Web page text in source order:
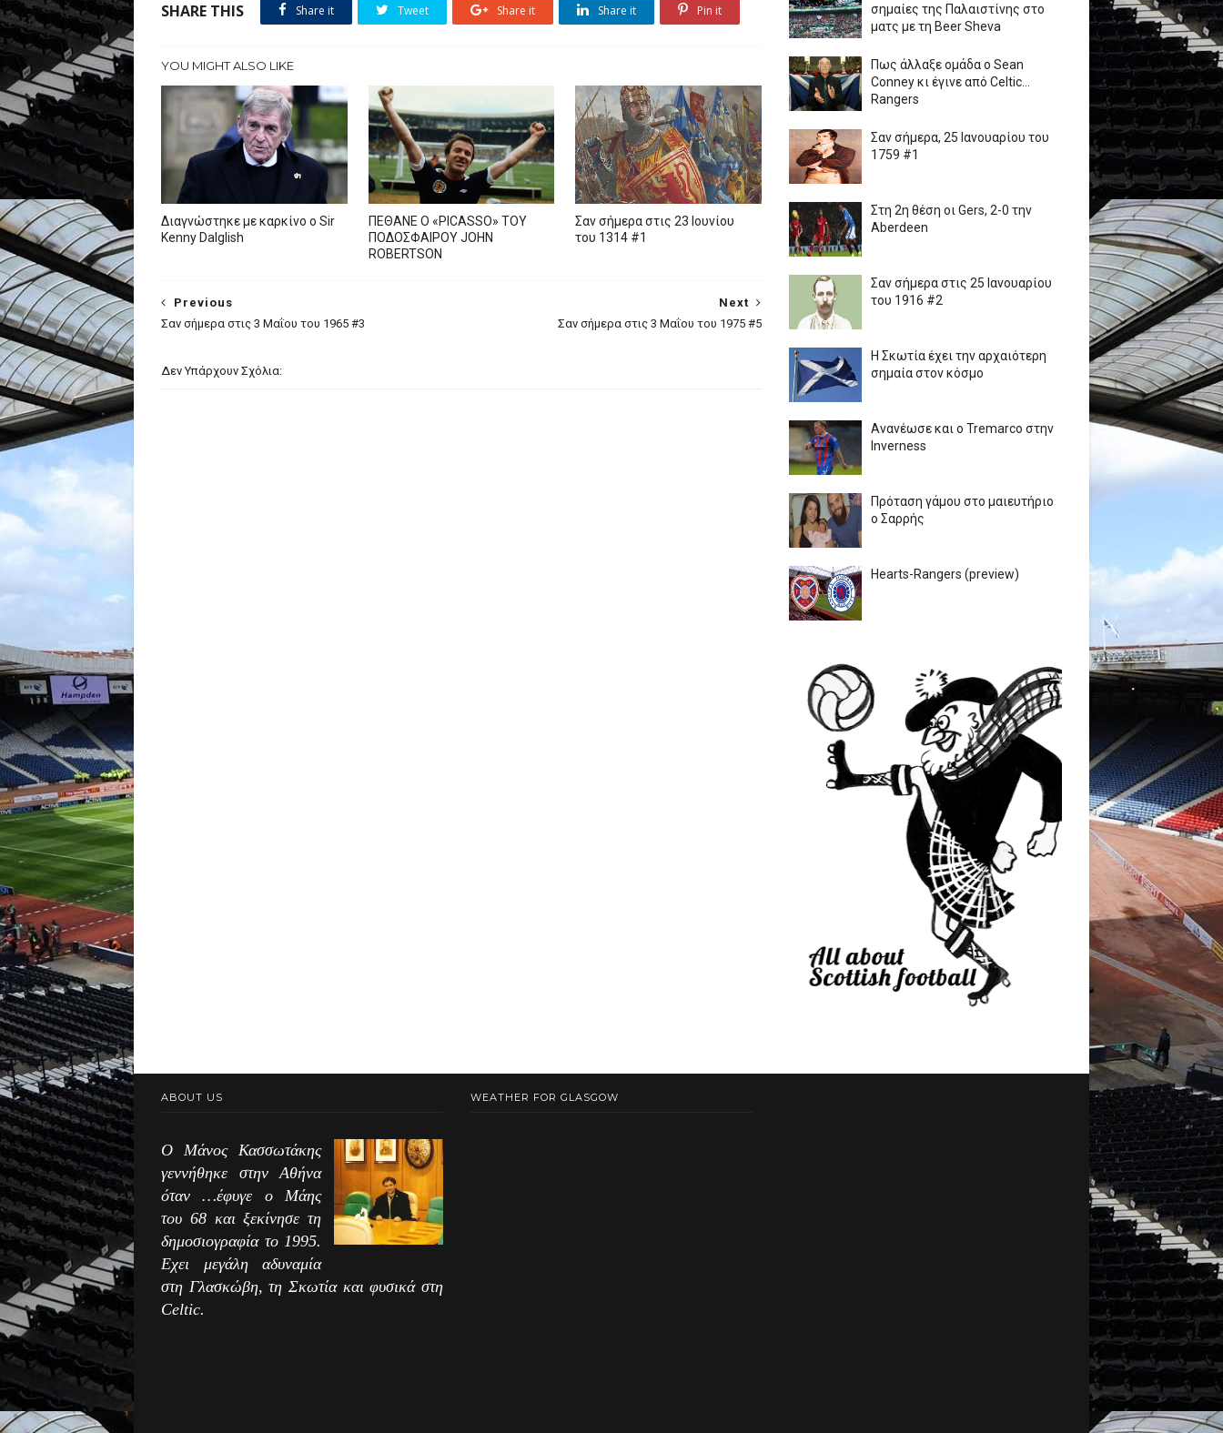
SHARE THIS Share it Tweet Share it Share it Pin it
YOU MIGHT ALSO LIKE
Διαγνώστηκε με καρκίνο ο Sir
Kenny Dalglish
ΠΕΘΑΝΕ Ο «PICASSO» TOY
ΠΟΔΟΣΦΑΙΡΟΥ JOHN
ROBERTSON
Σαν σήμερα στις 23 Ιουνίου
του 1314 #1
Next
Σαν σήμερα στις 3 Μαΐου του 1975 #5
Previous
Σαν σήμερα στις 3 Μαΐου του 1965 #3
Δεν Υπάρχουν Σχόλια:
σημαίες της Παλαιστίνης στο
ματς με τη Beer Sheva
Πως άλλαξε ομάδα ο Sean
Conney κι έγινε από Celtic...
Rangers
Σαν σήμερα, 25 Ιανουαρίου του
1759 #1
Στη 2η θέση οι Gers, 2-0 την
Aberdeen
Σαν σήμερα στις 25 Ιανουαρίου
του 1916 #2
Η Σκωτία έχει την αρχαιότερη
σημαία στον κόσμο
Ανανέωσε και ο Tremarco στην
Inverness
Πρόταση γάμου στο μαιευτήριο
ο Σαρρής
Hearts-Rangers (preview)
ABOUT US
Ο Μάνος Κασσωτάκης
γεννήθηκε στην Αθήνα
όταν …έφυγε ο Μάης
του 68 και ξεκίνησε τη
δημοσιογραφία το 1995.
Εχει μεγάλη αδυναμία
στη Γλασκώβη, τη Σκωτία και φυσικά στη
Celtic.
WEATHER FOR GLASGOW